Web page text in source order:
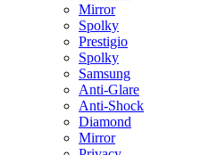
Mirror
Spolky
Prestigio
Spolky
Samsung
Anti-Glare
Anti-Shock
Diamond
Mirror